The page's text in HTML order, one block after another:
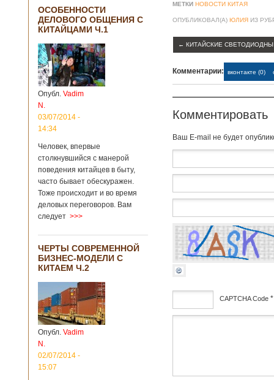
ОСОБЕННОСТИ
ДЕЛОВОГО ОБЩЕНИЯ С
КИТАЙЦАМИ Ч.1
Опубл. Vadim
N.
03/07/2014 -
14:34
Человек, впервые
столкнувшийся с манерой
поведения китайцев в быту,
часто бывает обескуражен.
Тоже происходит и во время
деловых переговоров. Вам
следует >>>
ЧЕРТЫ СОВРЕМЕННОЙ
БИЗНЕС-МОДЕЛИ С
КИТАЕМ Ч.2
Опубл. Vadim
N.
02/07/2014 -
15:07
МЕТКИ НОВОСТИ КИТАЯ
ОПУБЛИКОВАЛ(А) ЮЛИЯ ИЗ
← КИТАЙСКИЕ
Комментарии: вконтакте (0)
Комментировать
Baш E-mail не будет
CAPTCHA Code *